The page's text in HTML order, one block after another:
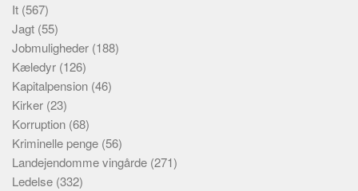
It (567)
Jagt (55)
Jobmuligheder (188)
Kæledyr (126)
Kapitalpension (46)
Kirker (23)
Korruption (68)
Kriminelle penge (56)
Landejendomme vingårde (271)
Ledelse (332)